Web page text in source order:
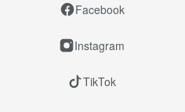
Facebook
Instagram
TikTok